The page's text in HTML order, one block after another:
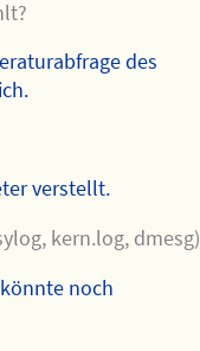
des
verstellt.
kern.log, dmesg)
noch